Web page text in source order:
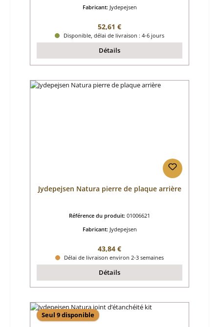
Fabricant: Jydepejsen
Prix régulier :
52,61 €
Disponible, délai de livraison : 4-6 jours
Détails
Jydepejsen Natura pierre de plaque arrière
Référence du produit: 01006621
Fabricant: Jydepejsen
Prix régulier :
43,84 €
Délai de livraison environ 2-3 semaines
Détails
Seul 9 disponible